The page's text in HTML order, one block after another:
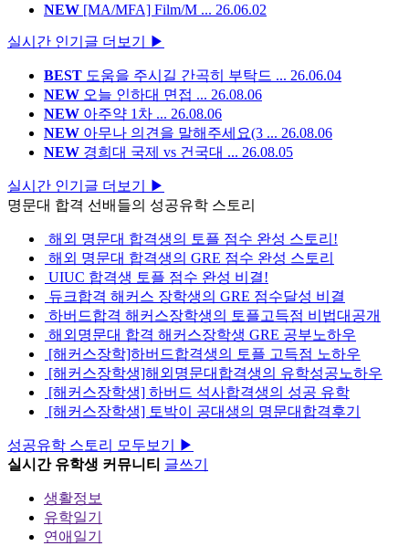
NEW [MA/MFA] Film/M ... 26.06.02
실시간 인기글 더보기 ▶
BEST 도움을 주시길 간곡히 부탁드 ... 26.06.04
NEW 오늘 인하대 면접 ... 26.08.06
NEW 아주약 1차 ... 26.08.06
NEW 아무나 의견을 말해주세요(3 ... 26.08.06
NEW 경희대 국제 vs 건국대 ... 26.08.05
실시간 인기글 더보기 ▶
명문대 합격 선배들의 성공유학 스토리
해외 명문대 합격생의 토플 점수 완성 스토리!
해외 명문대 합격생의 GRE 점수 완성 스토리
UIUC 합격생 토플 점수 완성 비결!
듀크합격 해커스 장학생의 GRE 점수달성 비결
하버드합격 해커스장학생의 토플고득점 비법대공개
해외명문대 합격 해커스장학생 GRE 공부노하우
[해커스장학]하버드합격생의 토플 고득점 노하우
[해커스장학생]해외명문대합격생의 유학성공노하우
[해커스장학생] 하버드 석사합격생의 성공 유학
[해커스장학생] 토박이 공대생의 명문대합격후기
성공유학 스토리 모두보기 ▶
실시간 유학생 커뮤니티 글쓰기
생활정보
유학일기
연애일기